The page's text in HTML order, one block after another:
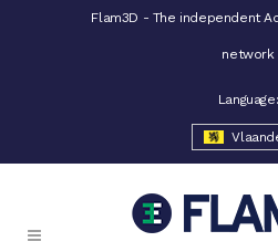
Flam3D - The independent
network
Language: